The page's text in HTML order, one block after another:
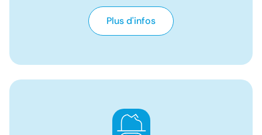
Plus d'infos